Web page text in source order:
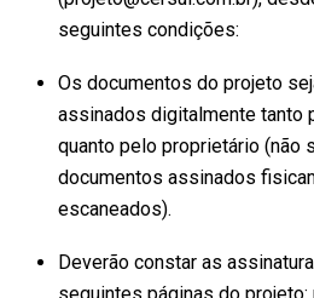
seguintes condições:
Os documentos do projeto
assinados digitalmente tanto
quanto pelo proprietário (não
documentos assinados
escaneados).
Deverão constar as
seguintes páginas do projeto: